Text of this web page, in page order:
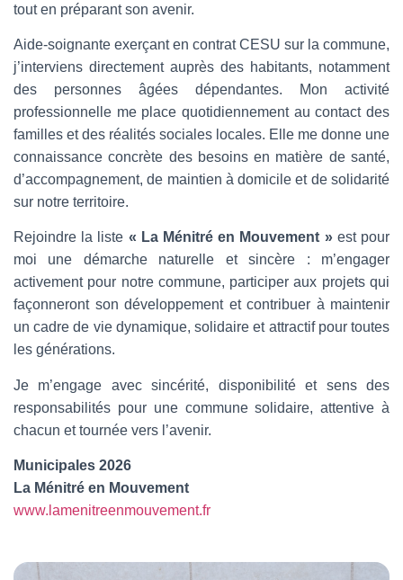
tout en préparant son avenir.
Aide-soignante exerçant en contrat CESU sur la commune,
j’interviens directement auprès des habitants, notamment
des personnes âgées dépendantes. Mon activité
professionnelle me place quotidiennement au contact des
familles et des réalités sociales locales. Elle me donne une
connaissance concrète des besoins en matière de santé,
d’accompagnement, de maintien à domicile et de solidarité
sur notre territoire.
Rejoindre la liste « La Ménitré en Mouvement »est pour
moi une démarche naturelle et sincère : m’engager
activement pour notre commune, participer aux projets qui
façonneront son développement et contribuer à maintenir
un cadre de vie dynamique, solidaire et attractif pour toutes
les générations.
Je m’engage avec sincérité, disponibilité et sens des
responsabilités pour une commune solidaire, attentive à
chacun et tournée vers l’avenir.
Municipales 2026
La Ménitré en Mouvement
www.lamenitreenmouvement.fr